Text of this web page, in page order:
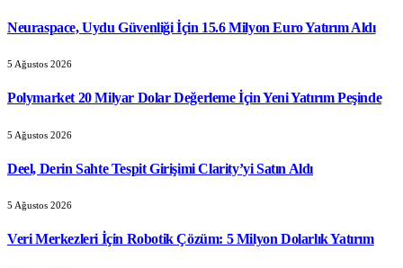
Neuraspace, Uydu Güvenliği İçin 15.6 Milyon Euro Yatırım Aldı
5 Ağustos 2026
Polymarket 20 Milyar Dolar Değerleme İçin Yeni Yatırım Peşinde
5 Ağustos 2026
Deel, Derin Sahte Tespit Girişimi Clarity’yi Satın Aldı
5 Ağustos 2026
Veri Merkezleri İçin Robotik Çözüm: 5 Milyon Dolarlık Yatırım